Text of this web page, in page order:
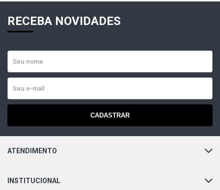
RECEBA NOVIDADES
CADASTRAR
ATENDIMENTO
INSTITUCIONAL